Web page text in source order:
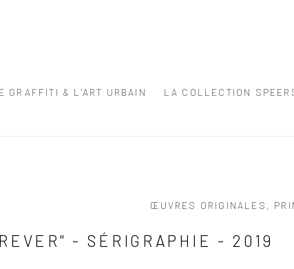
GRAFFITI & L'ART URBAIN LA COLLECTION
ŒUVRES ORIGINALES,
- SÉRIGRAPHIE - 2019